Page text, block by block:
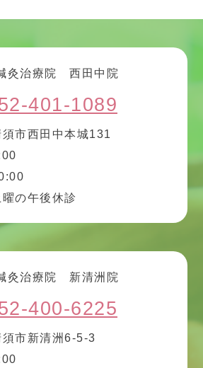
灸治療院 西田中院
401-1089
市西田中本城131
の午後休診
灸治療院 新清洲院
400-6225
市新清洲6-5-3